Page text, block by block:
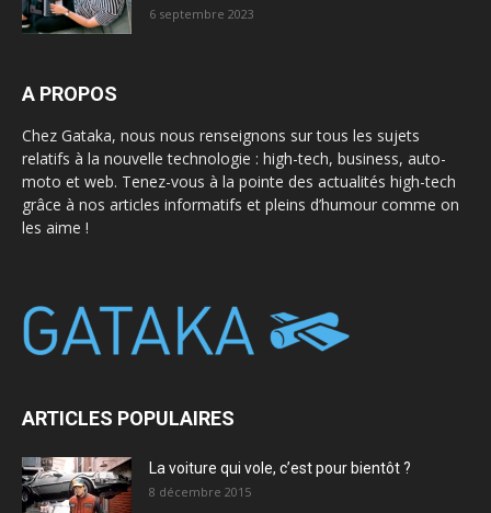
6 septembre 2023
A PROPOS
Chez Gataka, nous nous renseignons sur tous les sujets
relatifs à la nouvelle technologie : high-tech, business, auto-
moto et web. Tenez-vous à la pointe des actualités high-tech
grâce à nos articles informatifs et pleins d’humour comme on
les aime !
ARTICLES POPULAIRES
La voiture qui vole, c’est pour bientôt ?
8 décembre 2015